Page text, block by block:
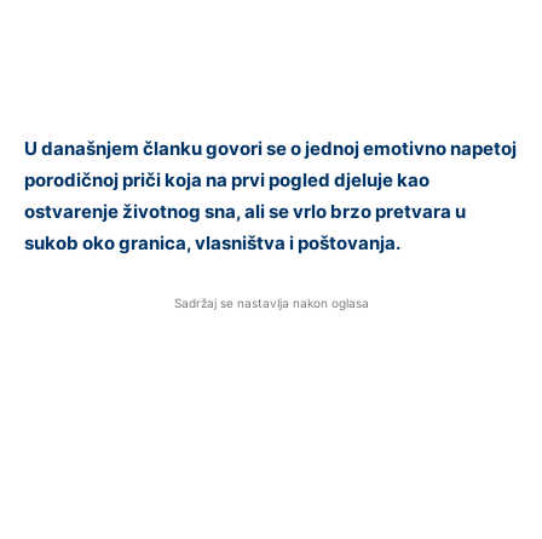
U današnjem članku govori se o jednoj emotivno napetoj
porodičnoj priči koja na prvi pogled djeluje kao
ostvarenje životnog sna, ali se vrlo brzo pretvara u
sukob oko granica, vlasništva i poštovanja.
Sadržaj se nastavlja nakon oglasa